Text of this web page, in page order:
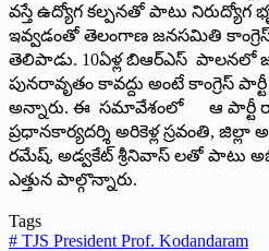
వస్తే ఉద్యోగ కల్పనతో పాటు
ఇవ్వడంతో తెలంగాణ జనసమితి కాంగ్రెస్‌
తెలిపాడు. 10ఏళ్ల బిఆర్‌ఎస్‌ ‌పాలనలో
పునరావృతం కావద్దు అంటే కాంగ్రెస్‌
అన్నారు. ఈ సమావేశంలో ఆ పార్టీ
ప్రధానకార్యదర్శి అరికెళ్ల స్రవంతి, జిల్లా
రమేష్‌, అడ్వకేట్‌ ‌శ్రీనివాస్‌ ‌లతో పాటు
ఎత్తున పాల్గొన్నారు.
Tags
# TJS President Prof. Kodandaram